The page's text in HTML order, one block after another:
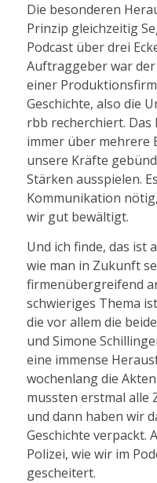
Die besonderen
Prinzip gleichzeitig
Podcast über drei
Auftraggeber war
einer
Geschichte, also die
rbb recherchiert.
immer über mehrere
unsere Kräfte
Stärken ausspielen.
Kommunikation
wir gut bewältigt.
Und ich finde, das ist
wie man in Zukunft
firmenübergreifend
schwieriges Thema
die vor allem die
und Simone
eine immense
wochenlang die
mussten erstmal alle
und dann haben wir
Geschichte verpackt.
Polizei, wie wir im
gescheitert.